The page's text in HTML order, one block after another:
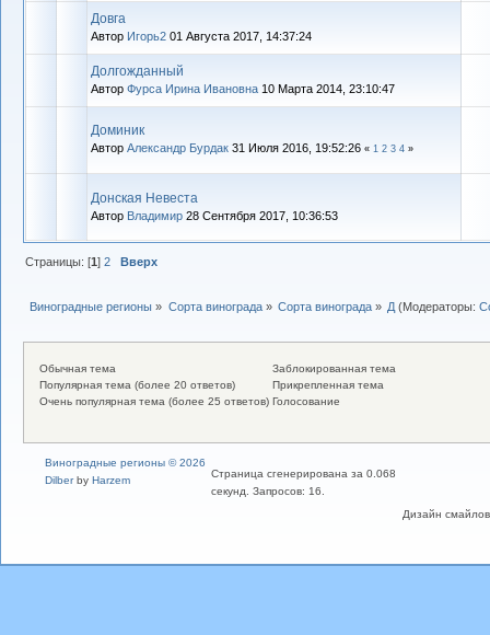
Довга
Автор Игорь2 01 Августа 2017, 14:37:24
Долгожданный
Автор Фурса Ирина Ивановна 10 Марта 2014, 23:10:47
Доминик
Автор Александр Бурдак 31 Июля 2016, 19:52:26 « 1 2 3 4 »
Донская Невеста
Автор Владимиp 28 Сентября 2017, 10:36:53
Страницы: [1]2 Вверх
Виноградные регионы » Сорта винограда» Сорта винограда» Д (Модераторы:
Обычная тема
Популярная тема (более 20 ответов)
Очень популярная тема (более 25 ответов)
Заблокированная тема
Прикрепленная тема
Голосование
Дизайн
Виноградные регионы © 2026
Dilberby Harzem
Страница сгенерирована за 0.068
секунд. Запросов: 16.